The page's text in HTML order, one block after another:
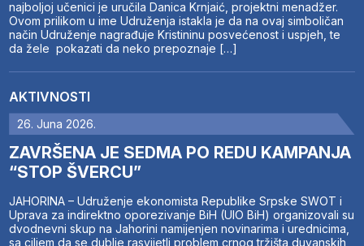
najboljoj učenici je uručila Danica Krnjaić, projektni menadžer.
Ovom prilikom u ime Udruženja istakla je da na ovaj simboličan
način Udruženje nagrađuje Kristininu posvećenost i uspjeh, te
da žele pokazati da neko prepoznaje […]
AKTIVNOSTI
26. Juna 2026.
ZAVRŠENA JE SEDMA PO REDU KAMPANJA
“STOP ŠVERCU”
JAHORINA – Udruženje ekonomista Republike Srpske SWOT i
Uprava za indirektno oporezivanje BiH (UIO BiH) organizovali su
dvodnevni skup na Jahorini namijenjen novinarima i urednicima,
sa ciljem da se dublje rasvijetli problem crnog tržišta duvanskih